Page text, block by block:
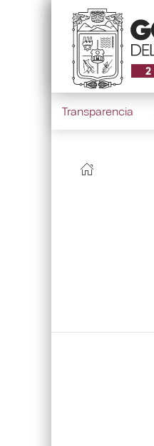
Transparencia